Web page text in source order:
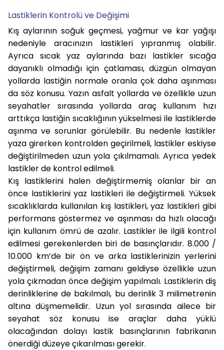
Lastiklerin Kontrolü ve Değişimi
Kış aylarının soğuk geçmesi, yağmur ve kar yağışı
nedeniyle aracınızın lastikleri yıpranmış olabilir.
Ayrıca sıcak yaz aylarında bazı lastikler sıcağa
dayanıklı olmadığı için çatlaması, düzgün olmayan
yollarda lastiğin normale oranla çok daha aşınması
da söz konusu. Yazın asfalt yollarda ve özellikle uzun
seyahatler sırasında yollarda araç kullanım hızı
arttıkça lastiğin sıcaklığının yükselmesi ile lastiklerde
aşınma ve sorunlar görülebilir. Bu nedenle lastikler
yaza girerken kontrolden geçirilmeli, lastikler eskiyse
değiştirilmeden uzun yola çıkılmamalı. Ayrıca yedek
lastikler de kontrol edilmeli.
Kış lastiklerini halen değiştirmemiş olanlar bir an
önce lastiklerini yaz lastikleri ile değiştirmeli. Yüksek
sıcaklıklarda kullanılan kış lastikleri, yaz lastikleri gibi
performans göstermez ve aşınması da hızlı olacağı
için kullanım ömrü de azalır. Lastikler ile ilgili kontrol
edilmesi gerekenlerden biri de basınçlarıdır. 8.000 /
10.000 km’de bir ön ve arka lastiklerinizin yerlerini
değiştirmeli, değişim zamanı geldiyse özellikle uzun
yola çıkmadan önce değişim yapılmalı. Lastiklerin diş
derinliklerine de bakılmalı, bu derinlik 3 milimetrenin
altına düşmemelidir. Uzun yol sırasında ailece bir
seyahat söz konusu ise araçlar daha yüklü
olacağından dolayı lastik basınçlarının fabrikanın
önerdiği düzeye çıkarılması gerekir.